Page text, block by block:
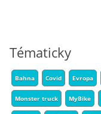
Tématicky
Bahna Covid Evropa
Monster truck MyBike